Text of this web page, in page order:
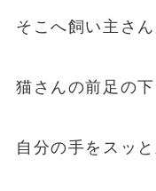
そこへ飼い主さ
猫さんの前足の
自分の手をスッ